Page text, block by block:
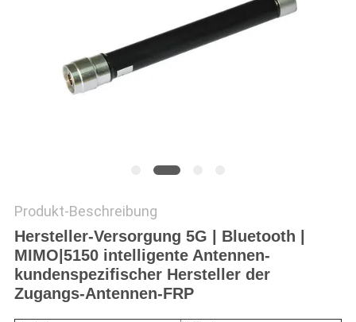
Produkt-Beschreibung
Hersteller-Versorgung 5G | Bluetooth |
MIMO|5150 intelligente Antennen-
kundenspezifischer Hersteller der
Zugangs-Antennen-FRP